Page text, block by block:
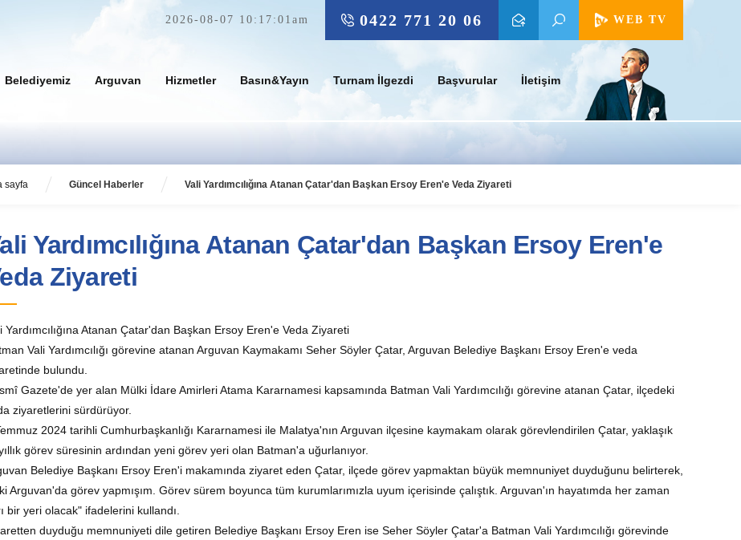
WEB TV
0422 771 20 06
2026-08-07 10:17:01am
Belediyemiz Arguvan Hizmetler Basın&Yayın Turnam İlgezdi Başvurular İletişim
sayfa Güncel Haberler Vali Yardımcılığına Atanan Çatar'dan Başkan Ersoy Eren'e Veda Ziyareti
Yardımcılığına Atanan Çatar'dan Başkan Ersoy Eren'e
Ziyareti
Yardımcılığına Atanan Çatar'dan Başkan Ersoy Eren'e Veda Ziyareti
Vali Yardımcılığı görevine atanan Arguvan Kaymakamı Seher Söyler Çatar, Arguvan Belediye Başkanı Ersoy Eren'e veda
bulundu.
Gazete'de yer alan Mülki İdare Amirleri Atama Kararnamesi kapsamında Batman Vali Yardımcılığı görevine atanan Çatar, ilçedeki
ziyaretlerini sürdürüyor.
2024 tarihli Cumhurbaşkanlığı Kararnamesi ile Malatya'nın Arguvan ilçesine kaymakam olarak görevlendirilen Çatar, yaklaşık
görev süresinin ardından yeni görev yeri olan Batman'a uğurlanıyor.
Belediye Başkanı Ersoy Eren'i makamında ziyaret eden Çatar, ilçede görev yapmaktan büyük memnuniyet duyduğunu belirterek,
Arguvan'da görev yapmışım. Görev sürem boyunca tüm kurumlarımızla uyum içerisinde çalıştık. Arguvan'ın hayatımda her zaman
bir yeri olacak" ifadelerini kullandı.
duyduğu memnuniyeti dile getiren Belediye Başkanı Ersoy Eren ise Seher Söyler Çatar'a Batman Vali Yardımcılığı görevinde